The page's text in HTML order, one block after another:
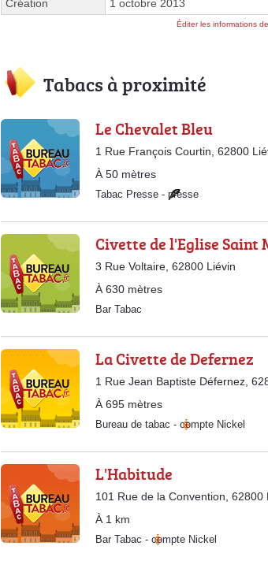
Création
1 octobre 2013
Éditer les informations
Tabacs à proximité
Le Chevalet Bleu
1 Rue François Courtin, 62800
À 50 mètres
Tabac Presse - presse
Civette de l'Eglise Saint
3 Rue Voltaire, 62800 Liévin
À 630 mètres
Bar Tabac
La Civette de Defernez
1 Rue Jean Baptiste Défernez,
À 695 mètres
Bureau de tabac - compte Nickel
L'Habitude
101 Rue de la Convention, 62800
À 1 km
Bar Tabac - compte Nickel